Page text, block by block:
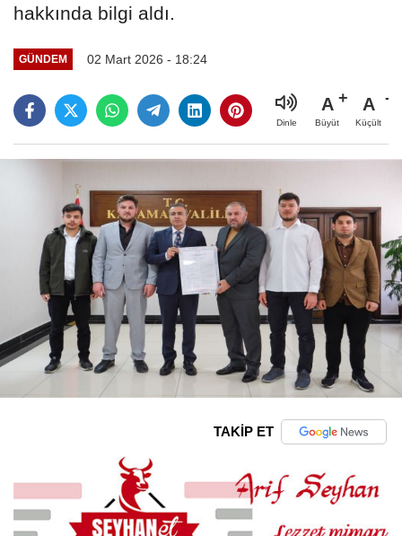
hakkında bilgi aldı.
GÜNDEM 02 Mart 2026 - 18:24
Dinle
A
Büyüt
A
Küçült
TAKİP ET